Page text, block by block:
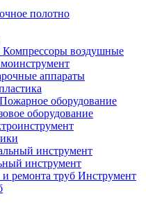
полотно
Компрессоры воздушные
аппараты
Пожарное оборудование
оборудование
инструмент
Инструмент